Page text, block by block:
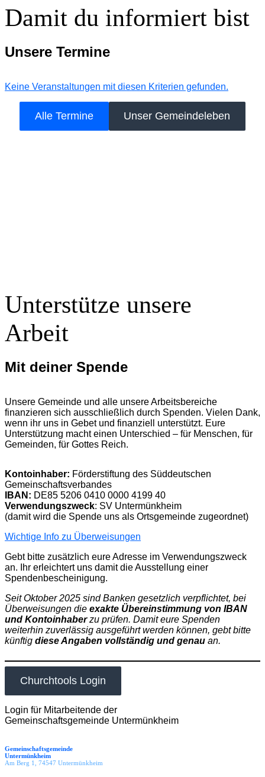
Damit du informiert bist
Unsere Termine
Keine Veranstaltungen mit diesen Kriterien gefunden.
Alle Termine Unser Gemeindeleben
Unterstütze unsere
Arbeit
Mit deiner Spende
Unsere Gemeinde und alle unsere Arbeitsbereiche
finanzieren sich ausschließlich durch Spenden. Vielen Dank,
wenn ihr uns in Gebet und finanziell unterstützt. Eure
Unterstützung macht einen Unterschied – für Menschen, für
Gemeinden, für Gottes Reich.
Kontoinhaber: Förderstiftung des Süddeutschen
Gemeinschaftsverbandes
IBAN: DE85 5206 0410 0000 4199 40
Verwendungszweck: SV Untermünkheim
(damit wird die Spende uns als Ortsgemeinde zugeordnet)
Wichtige Info zu Überweisungen
Gebt bitte zusätzlich eure Adresse im Verwendungszweck
an. Ihr erleichtert uns damit die Ausstellung einer
Spendenbescheinigung.
Seit Oktober 2025 sind Banken gesetzlich verpflichtet, bei
Überweisungen die exakte Übereinstimmung von IBAN
und Kontoinhaberzu prüfen. Damit eure Spenden
weiterhin zuverlässig ausgeführt werden können, gebt bitte
künftig diese Angaben vollständig und genau an.
Churchtools Login
Login für Mitarbeitende der
Gemeinschaftsgemeinde Untermünkheim
Gemeinschaftsgemeinde
Untermünkheim
Am Berg 1, 74547 Untermünkheim